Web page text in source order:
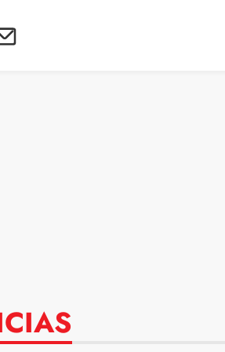
menú principal
sesión o regístrate
Newsletter